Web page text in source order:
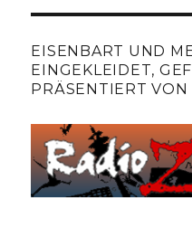
EISENBART UND
EINGEKLEIDET,
PRÄSENTIERT VON